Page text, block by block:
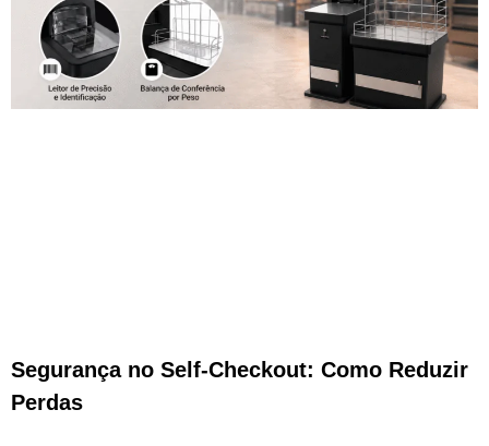
Segurança no Self-Checkout: Como Reduzir
Perdas